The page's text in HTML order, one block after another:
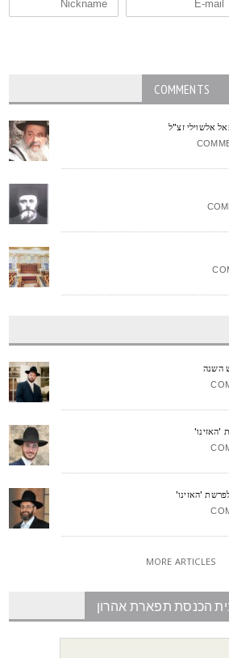
COMMENTS
זצ"ל
'האזינו'
MORE ARTICLES
הכנסת תפארת אהרון